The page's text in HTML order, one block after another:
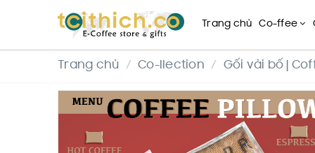
Trang chủ Co-ffee
Trang chủ Co-llection Gối vải bố |